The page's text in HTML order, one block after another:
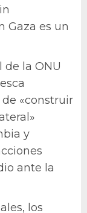
Gaza es un
de la ONU
«construir
y
ante la
los